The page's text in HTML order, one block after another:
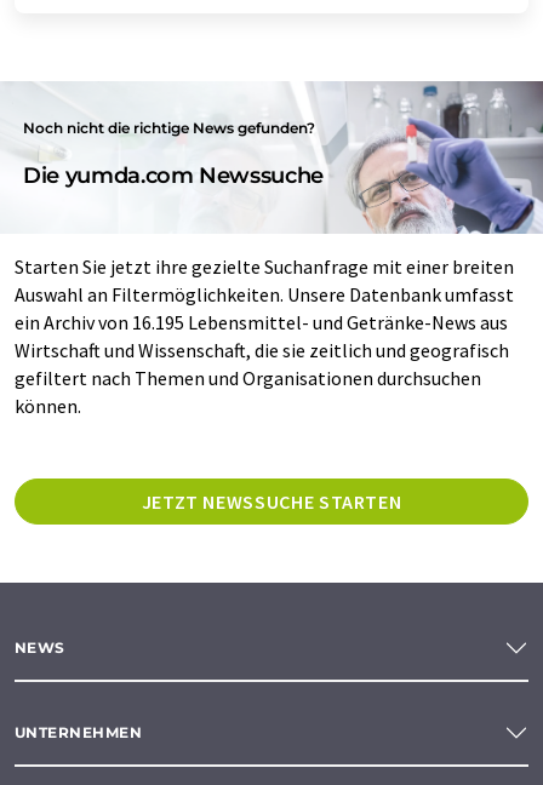
Noch nicht die richtige News gefunden?
Die yumda.com Newssuche
Starten Sie jetzt ihre gezielte Suchanfrage mit einer breiten
Auswahl an Filtermöglichkeiten. Unsere Datenbank umfasst
ein Archiv von 16.195 Lebensmittel- und Getränke-News aus
Wirtschaft und Wissenschaft, die sie zeitlich und geografisch
gefiltert nach Themen und Organisationen durchsuchen
können.
JETZT NEWSSUCHE STARTEN
NEWS
UNTERNEHMEN